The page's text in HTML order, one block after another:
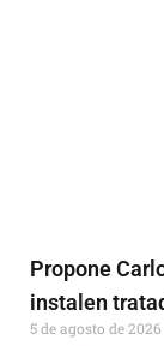
Propone
instalen
5 de agosto de 2026